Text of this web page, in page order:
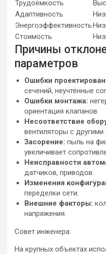
Трудоёмкость
Адаптивность
Энергоэффективность
Стоимость
Причины
параметров
Ошибки
сечений, неучтённые
Ошибки монтажа:
ориентация клапанов.
Несоответствие
вентиляторы с другими
Засорение: пыль на
увеличивает
Неисправности
датчиков, приводов.
Изменения
переделки сети.
Внешние факторы:
напряжения.
Совет инженера:
На крупных объектах